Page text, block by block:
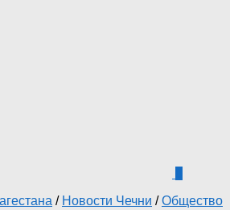
/ Новости Чечни /Общество